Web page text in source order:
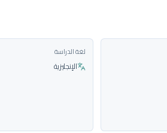
لغة الدراسة
الإنجليزية